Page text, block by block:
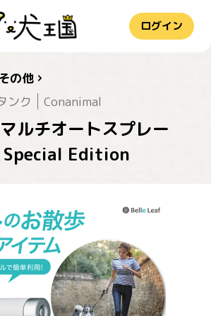
ログイン
の他
ンク
Conanimal
ルチオートスプレー
Edition